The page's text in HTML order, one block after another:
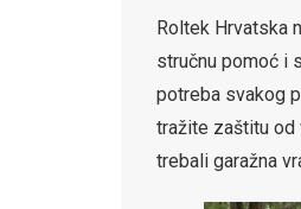
Roltek Hrvatska
stručnu pomoć i
potreba svakog
tražite zaštitu od
trebali garažna